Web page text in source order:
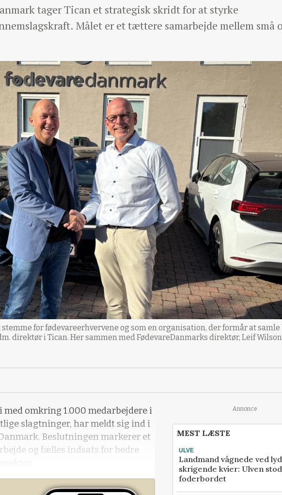
tager Tican et strategisk skridt for at styrke
Målet er et tættere samarbejde mellem små
for fødevareerhvervene og som en organisation, der formår at
direktør i Tican. Her sammen med FødevareDanmarks direktør, Leif
omkring 1.000 medarbejdere i
slagtninger, har meldt sig ind i
Beslutningen markerer et
og fælles indsats for bedre
Annonce
MEST LÆSTE
ULVE
Landmand vågnede ved
skrigende kvier: Ulven
foderbordet